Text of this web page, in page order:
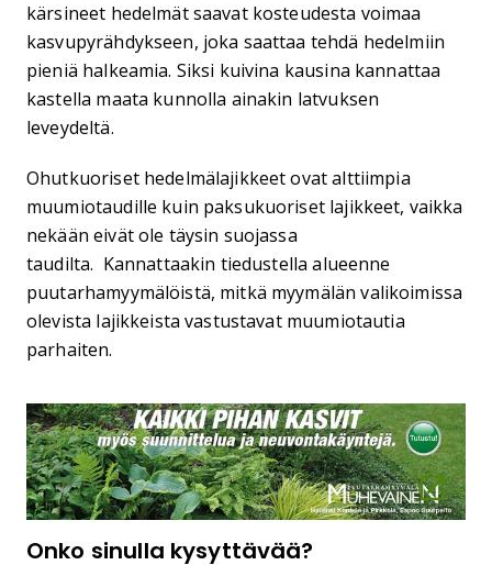
kärsineet hedelmät saavat kosteudesta voimaa
kasvupyrähdykseen, joka saattaa tehdä hedelmiin
pieniä halkeamia. Siksi kuivina kausina kannattaa
kastella maata kunnolla ainakin latvuksen
leveydeltä.
Ohutkuoriset hedelmälajikkeet ovat alttiimpia
muumiotaudille kuin paksukuoriset lajikkeet, vaikka
nekään eivät ole täysin suojassa
taudilta. Kannattaakin tiedustella alueenne
puutarhamyymälöistä, mitkä myymälän valikoimissa
olevista lajikkeista vastustavat muumiotautia
parhaiten.
Onko sinulla kysyttävää?